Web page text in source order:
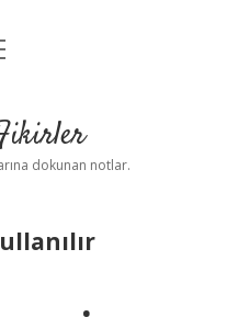
dokunan notlar.